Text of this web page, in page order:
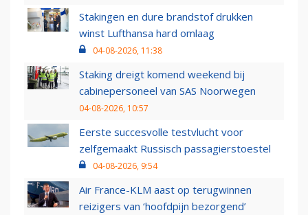
Stakingen en dure brandstof drukken
winst Lufthansa hard omlaag
04-08-2026, 11:38
Staking dreigt komend weekend bij
cabinepersoneel van SAS Noorwegen
04-08-2026, 10:57
Eerste succesvolle testvlucht voor
zelfgemaakt Russisch passagierstoestel
04-08-2026, 9:54
Air France-KLM aast op terugwinnen
reizigers van ‘hoofdpijn bezorgend’